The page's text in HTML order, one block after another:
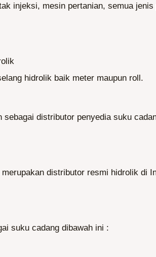
injeksi, mesin pertanian, semua
hidrolik baik meter maupun roll.
sebagai distributor penyedia suku
distributor resmi hidrolik di
suku cadang dibawah ini :